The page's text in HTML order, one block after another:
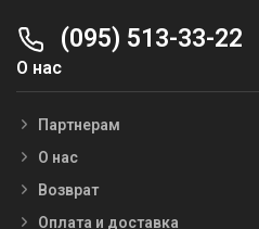
(095) 513-33-22
О нас
Партнерам
О нас
Возврат
Оплата и доставка